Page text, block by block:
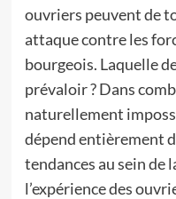
ouvriers peuvent de
attaque contre les
bourgeois. Laquelle
prévaloir ? Dans
naturellement
dépend entièrement
tendances au sein de
l’expérience des